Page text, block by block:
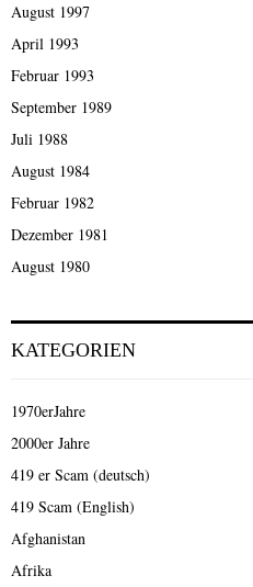
August 1997
April 1993
Februar 1993
September 1989
Juli 1988
August 1984
Februar 1982
Dezember 1981
August 1980
KATEGORIEN
1970erJahre
2000er Jahre
419 er Scam (deutsch)
419 Scam (English)
Afghanistan
Afrika